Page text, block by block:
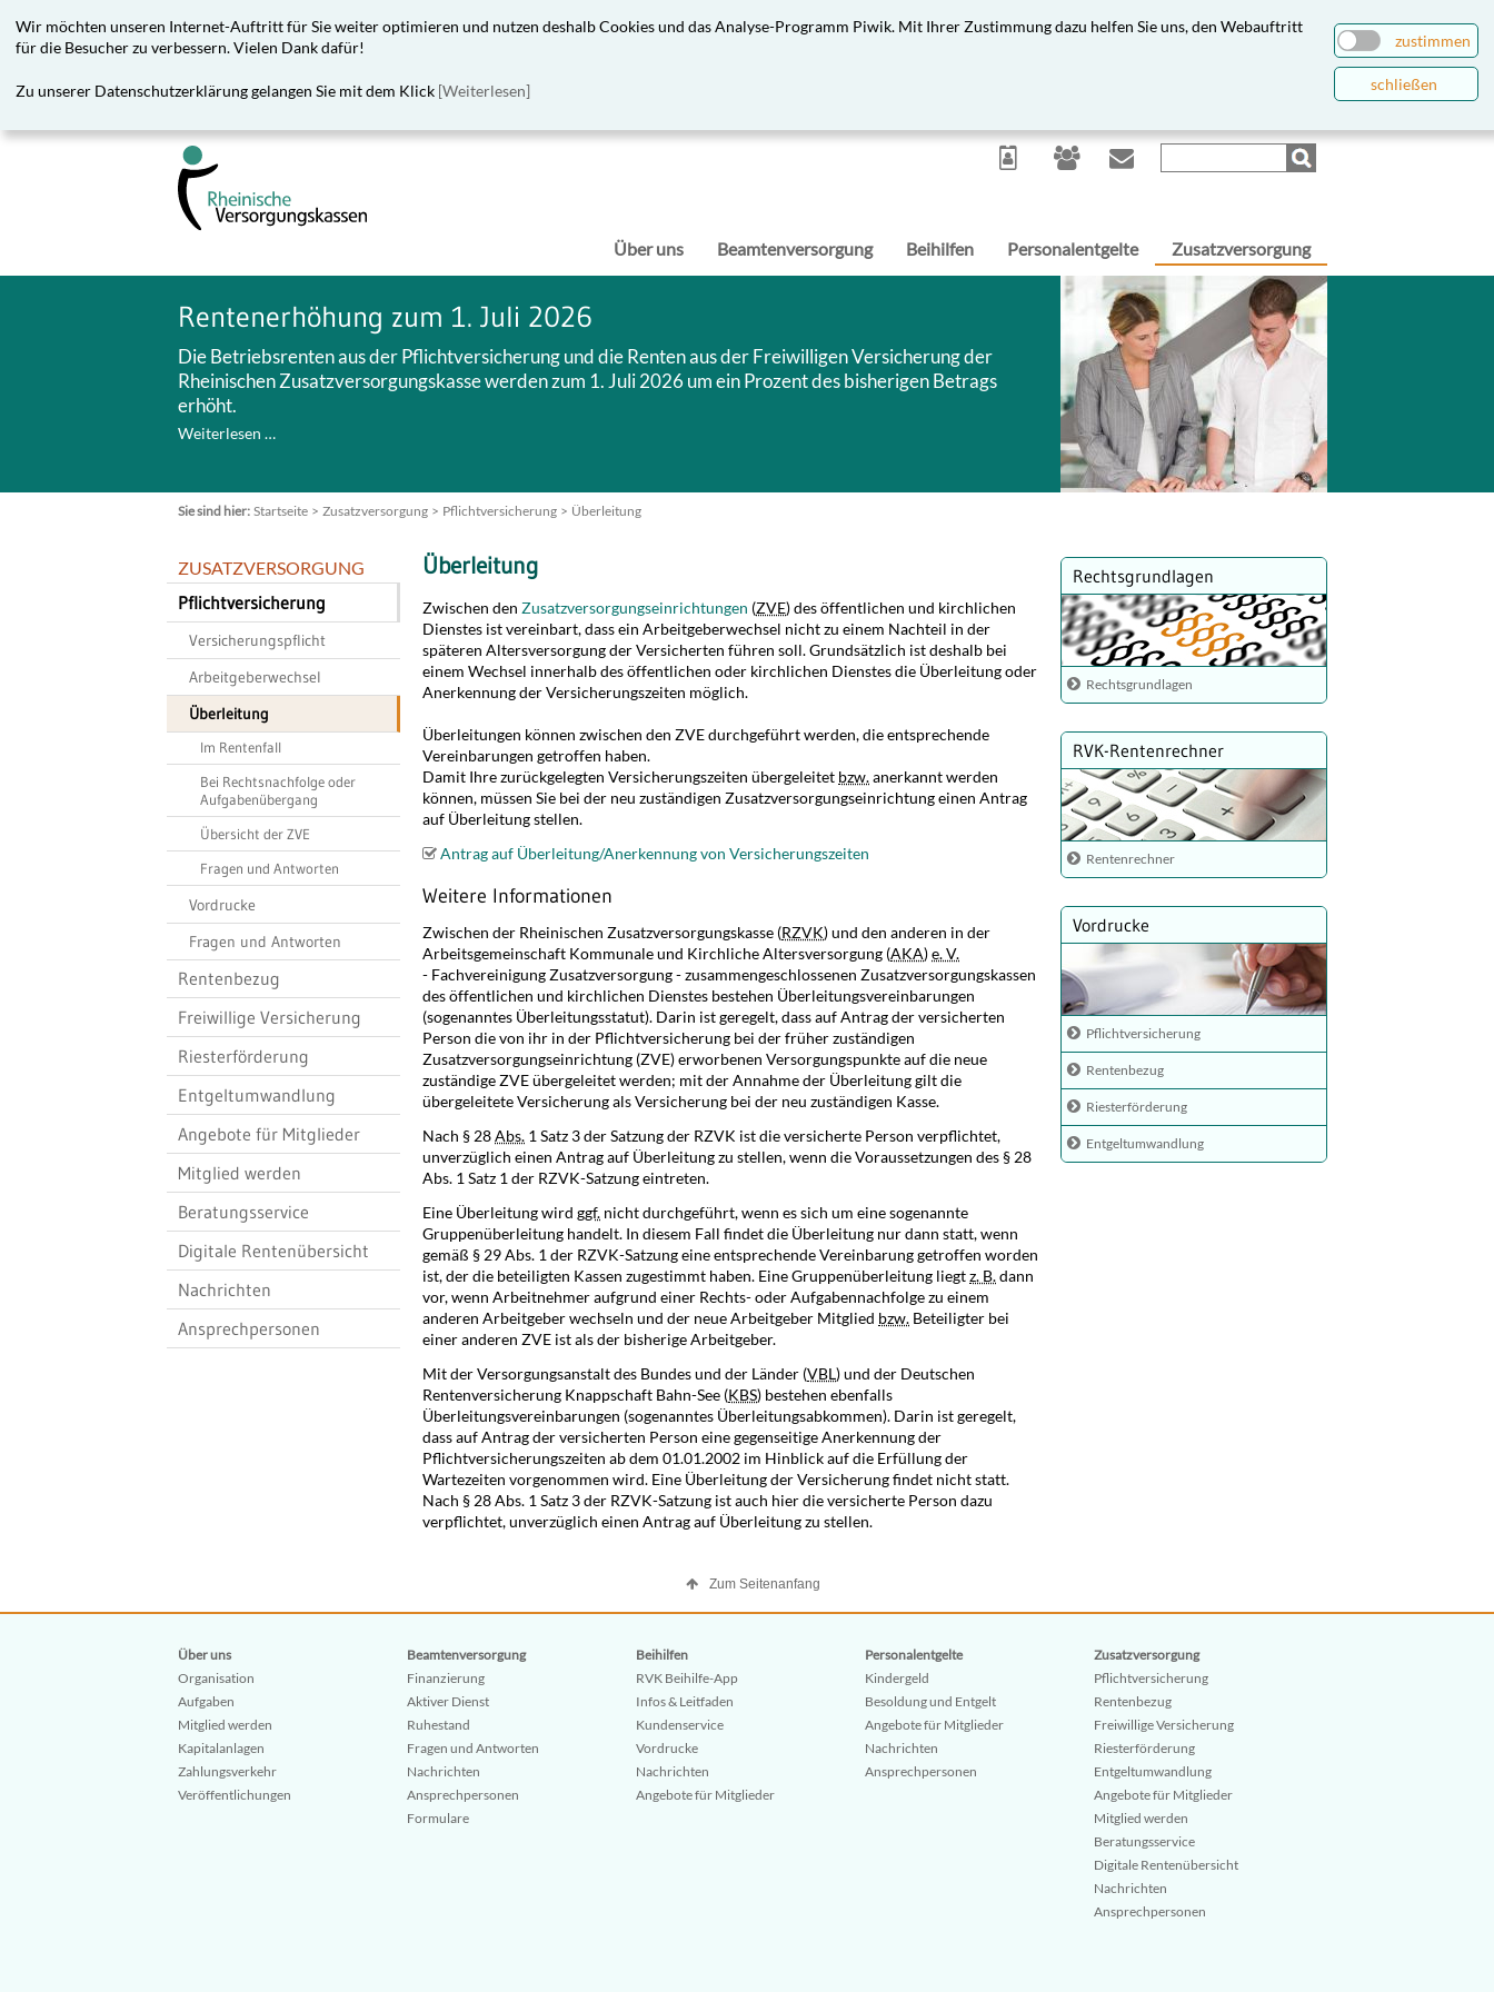
Wir möchten unseren Internet-Auftritt für Sie weiter optimieren und nutzen deshalb Cookies und das Analyse-Programm Piwik. Mit Ihrer Zustimmung dazu helfen Sie uns, den Webauftritt
für die Besucher zu verbessern. Vielen Dank dafür!
zustimmen
Zu unserer Datenschutzerklärung gelangen Sie mit dem Klick [Weiterlesen] schließen
Über uns Beamtenversorgung Beihilfen Personalentgelte Zusatzversorgung
Rentenerhöhung zum 1. Juli 2026
Die Betriebsrenten aus der Pflichtversicherung und die Renten aus der Freiwilligen Versicherung der
Rheinischen Zusatzversorgungskasse werden zum 1. Juli 2026 um ein Prozent des bisherigen Betrags
erhöht.
Weiterlesen …
Startseite Zusatzversorgung Pflichtversicherung Überleitung
Überleitung
Zwischen den Zusatzversorgungseinrichtungen (ZVE) des öffentlichen und kirchlichen
Dienstes ist vereinbart, dass ein Arbeitgeberwechsel nicht zu einem Nachteil in der
späteren Altersversorgung der Versicherten führen soll. Grundsätzlich ist deshalb bei
einem Wechsel innerhalb des öffentlichen oder kirchlichen Dienstes die Überleitung oder
Anerkennung der Versicherungszeiten möglich.
Überleitungen können zwischen den ZVE durchgeführt werden, die entsprechende
Vereinbarungen getroffen haben.
Damit Ihre zurückgelegten Versicherungszeiten übergeleitet bzw.anerkannt werden
können, müssen Sie bei der neu zuständigen Zusatzversorgungseinrichtung einen Antrag
auf Überleitung stellen.
Antrag auf Überleitung/Anerkennung von Versicherungszeiten
Weitere Informationen
Zwischen der Rheinischen Zusatzversorgungskasse (RZVK) und den anderen in der
Arbeitsgemeinschaft Kommunale und Kirchliche Altersversorgung (AKA)e. V.
- Fachvereinigung Zusatzversorgung - zusammengeschlossenen Zusatzversorgungskassen
des öffentlichen und kirchlichen Dienstes bestehen Überleitungsvereinbarungen
(sogenanntes Überleitungsstatut). Darin ist geregelt, dass auf Antrag der versicherten
Person die von ihr in der Pflichtversicherung bei der früher zuständigen
Zusatzversorgungseinrichtung (ZVE) erworbenen Versorgungspunkte auf die neue
zuständige ZVE übergeleitet werden; mit der Annahme der Überleitung gilt die
übergeleitete Versicherung als Versicherung bei der neu zuständigen Kasse.
Nach § 28Abs. 1 Satz 3 der Satzung der RZVK ist die versicherte Person verpflichtet,
unverzüglich einen Antrag auf Überleitung zu stellen, wenn die Voraussetzungen des § 28
Abs. 1 Satz 1 der RZVK-Satzung eintreten.
Eine Überleitung wird ggf. nicht durchgeführt, wenn es sich um eine sogenannte
Gruppenüberleitung handelt. In diesem Fall findet die Überleitung nur dann statt, wenn
gemäß § 29 Abs. 1 der RZVK-Satzung eine entsprechende Vereinbarung getroffen worden
ist, der die beteiligten Kassen zugestimmt haben. Eine Gruppenüberleitung liegtz. B.dann
vor, wenn Arbeitnehmer aufgrund einer Rechts- oder Aufgabennachfolge zu einem
anderen Arbeitgeber wechseln und der neue Arbeitgeber Mitglied bzw. Beteiligter bei
einer anderen ZVE ist als der bisherige Arbeitgeber.
Mit der Versorgungsanstalt des Bundes und der Länder (VBL) und der Deutschen
Rentenversicherung Knappschaft Bahn-See (KBS) bestehen ebenfalls
Überleitungsvereinbarungen (sogenanntes Überleitungsabkommen). Darin ist geregelt,
dass auf Antrag der versicherten Person eine gegenseitige Anerkennung der
Pflichtversicherungszeiten ab dem 01.01.2002 im Hinblick auf die Erfüllung der
Wartezeiten vorgenommen wird. Eine Überleitung der Versicherung findet nicht statt.
Nach § 28 Abs. 1 Satz 3 der RZVK-Satzung ist auch hier die versicherte Person dazu
verpflichtet, unverzüglich einen Antrag auf Überleitung zu stellen.
ZUSATZVERSORGUNG
Pflichtversicherung
Versicherungspflicht
Arbeitgeberwechsel
Überleitung
Im Rentenfall
Bei Rechtsnachfolge oder
Aufgabenübergang
Übersicht der ZVE
Fragen und Antworten
Vordrucke
Fragen und Antworten
Rentenbezug
Freiwillige Versicherung
Riesterförderung
Entgeltumwandlung
Angebote für Mitglieder
Mitglied werden
Beratungsservice
Digitale Rentenübersicht
Nachrichten
Ansprechpersonen
Rechtsgrundlagen
Rechtsgrundlagen
RVK-Rentenrechner
Rentenrechner
Vordrucke
Pflichtversicherung
Rentenbezug
Riesterförderung
Entgeltumwandlung
Zum Seitenanfang
Über uns
Organisation
Aufgaben
Mitglied werden
Kapitalanlagen
Zahlungsverkehr
Veröffentlichungen
Beamtenversorgung
Finanzierung
Aktiver Dienst
Ruhestand
Fragen und Antworten
Nachrichten
Ansprechpersonen
Formulare
Beihilfen
RVK Beihilfe-App
Infos & Leitfaden
Kundenservice
Vordrucke
Nachrichten
Angebote für Mitglieder
Personalentgelte
Kindergeld
Besoldung und Entgelt
Angebote für Mitglieder
Nachrichten
Ansprechpersonen
Zusatzversorgung
Pflichtversicherung
Rentenbezug
Freiwillige Versicherung
Riesterförderung
Entgeltumwandlung
Angebote für Mitglieder
Mitglied werden
Beratungsservice
Digitale Rentenübersicht
Nachrichten
Ansprechpersonen